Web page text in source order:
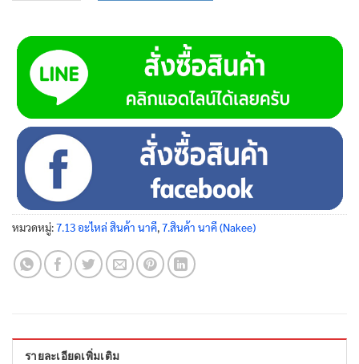
หมวดหมู่:7.13 อะไหล่ สินค้า นาคี 7.สินค้า นาคี (Nakee)
รายละเอียดเพิ่มเติม